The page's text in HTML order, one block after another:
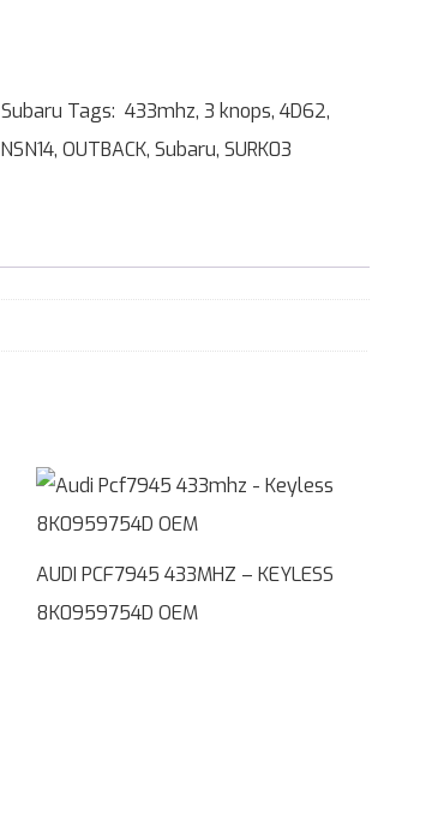
Subaru Tags: 433mhz, 3 knops, 4D62,
NSN14, OUTBACK, Subaru, SURK03
AUDI PCF7945 433MHZ – KEYLESS
8K0959754D OEM